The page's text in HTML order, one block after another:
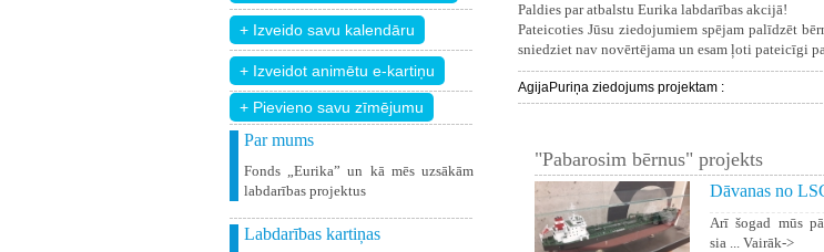
+ Pievieno savu zīmējumu
Par mums
Fonds „Eurika” un kā mēs uzsākām
labdarības projektus
Labdarības kartiņas
Paldies par atbalstu Eurika labdarības akcijā!
Pateicoties Jūsu ziedojumiem spējam palīdzēt
sniedziet nav novērtējama un esam ļoti pateicīgi
AgijaPuriņa ziedojums projektam :
"Pabarosim bērnus" projekts
Dāvanas no
Arī šogad mūs
sia ... Vairāk->